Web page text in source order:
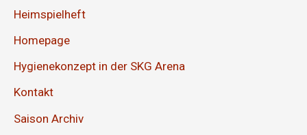
Heimspielheft
Homepage
Hygienekonzept in der SKG Arena
Kontakt
Saison Archiv